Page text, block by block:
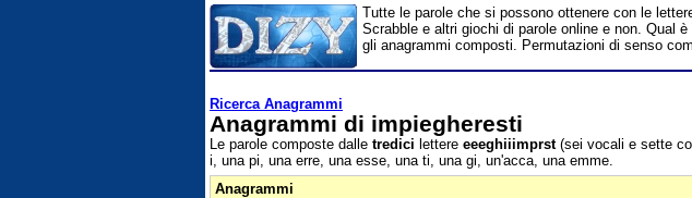
Tutte le parole che si possono ottenere con le
Scrabble e altri giochi di parole online e non. Qual
gli anagrammi composti. Permutazioni di senso
Ricerca Anagrammi
Anagrammi di impiegheresti
Le parole composte dalle tredici lettere eeeghiiimprst(sei vocali e sette
i, una pi, una erre, una esse, una ti, una gi, un'acca, una emme.
Anagrammi